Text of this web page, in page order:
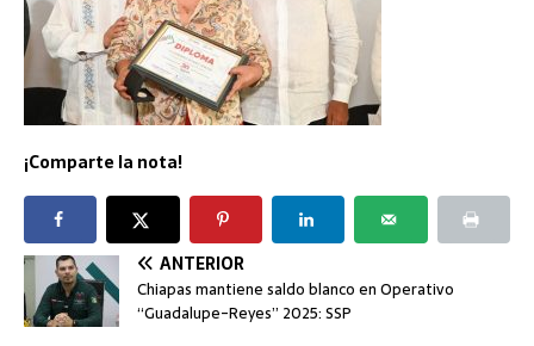
¡Comparte la nota!
ANTERIOR
Chiapas mantiene saldo blanco en Operativo
“Guadalupe-Reyes” 2025: SSP